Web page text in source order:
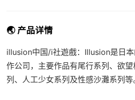
🌏 产品详情
illusion中国/i社遊戲：Illusion是日
作公司，主要作品有尾行系列、欲
列、人工少女系列及性感沙灘系列等